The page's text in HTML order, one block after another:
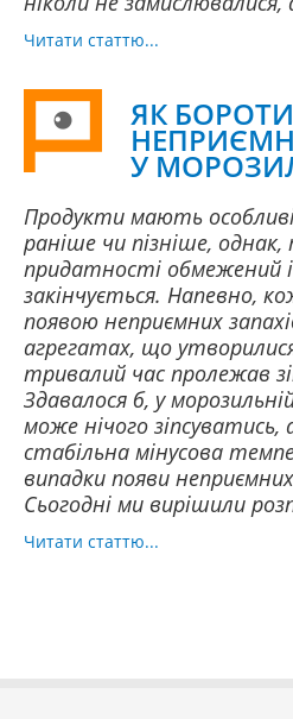
Читати статтю...
ЯК
У
Продукти мають
раніше чи пізніше, однак,
придатності обмежений
закінчується. Напевно,
появою неприємних
агрегатах, що
тривалий час пролежав
Здавалося б, у
може нічого
стабільна мінусова
випадки появи неприємних
Сьогодні ми вирішили
Читати статтю...